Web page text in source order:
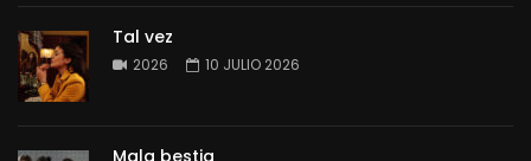
Tal vez
2026 10 JULIO 2026